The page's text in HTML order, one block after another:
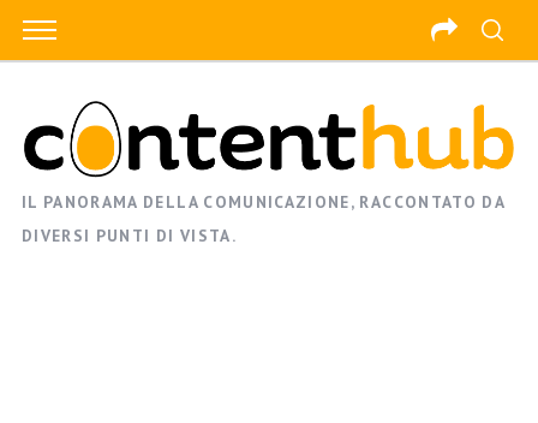
IL PANORAMA DELLA COMUNICAZIONE, RACCONTATO DA
DIVERSI PUNTI DI VISTA.